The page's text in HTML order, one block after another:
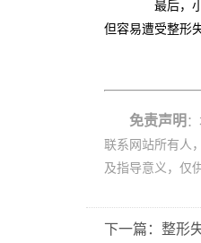
最后，小
但容易遭受整形
免责声明
联系网站所有人
及指导意义，仅
下一篇：整形